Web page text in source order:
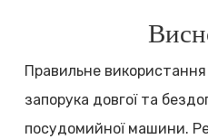
Правильне використання
запорука довгої та
посудомийної машини.